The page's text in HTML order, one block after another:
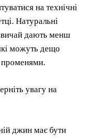
на технічні
Натуральні
дають менш
можуть дещо
увагу на
джин має бути